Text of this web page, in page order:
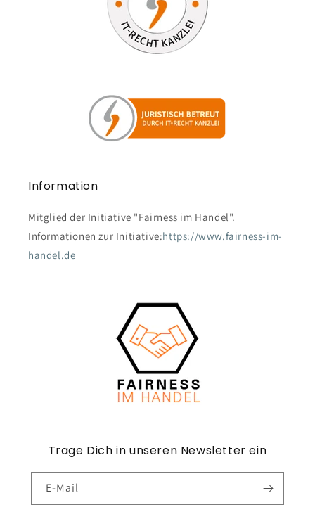
Information
Mitglied der Initiative "Fairness im Handel".
Informationen zur Initiative:https://www.fairness-im-
handel.de
Trage Dich in unseren Newsletter ein
E-Mail